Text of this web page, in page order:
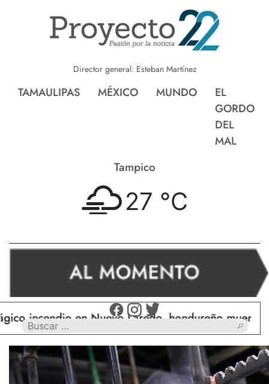
Director general: Esteban Martínez
TAMAULIPAS MÉXICO MUNDO
EL
GORDO
DEL
MAL
Tampico
27 °C
en Nuevo Laredo, hondureño muere calcinado